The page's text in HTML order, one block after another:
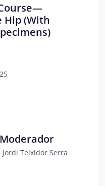
Hip (With
Teixidor Serra